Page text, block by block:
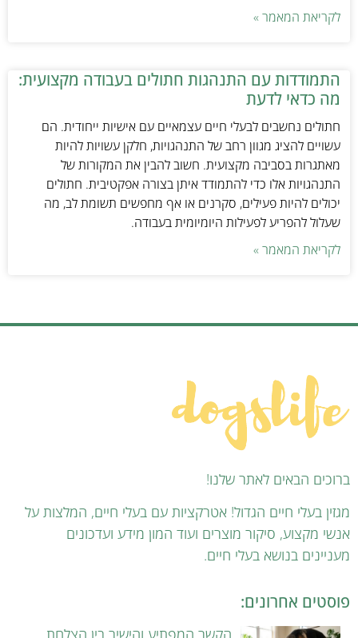
לקריאת המאמר »
התמודדות עם התנהגות חתולים בעבודה מקצועית:
מה כדאי לדעת
חתולים נחשבים לבעלי חיים עצמאיים עם אישיות ייחודית. הם
עשויים להציג מגוון רחב של התנהגויות, חלקן עשויות להיות
מאתגרות בסביבה מקצועית. חשוב להבין את המקורות של
התנהגויות אלו כדי להתמודד איתן בצורה אפקטיבית. חתולים
יכולים להיות פעילים, סקרנים או אף מחפשים תשומת לב, מה
שעלול להפריע לפעילות היומיומית בעבודה.
לקריאת המאמר »
ברוכים הבאים לאתר שלנו!
מגזין בעלי חיים הגדול! אטרקציות עם בעלי חיים, המלצות על
אנשי מקצוע, סיקור מוצרים ועוד המון מידע ועדכונים
מעניינים בנושא בעלי חיים.
פוסטים אחרונים:
הקשר המפתיע והישיר בין הצלחת